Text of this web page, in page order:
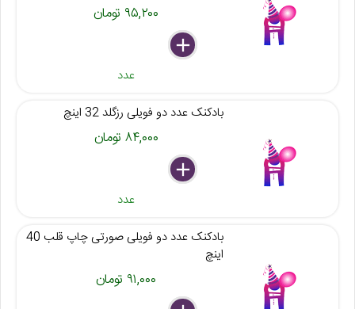
۹۵,۲۰۰ تومان
delete
remove
add
عدد
بادکنک عدد دو فویلی رزگلد 32 اینچ
۸۴,۰۰۰ تومان
delete
remove
add
عدد
بادکنک عدد دو فویلی صورتی چاپ قلب 40
اینچ
۹۱,۰۰۰ تومان